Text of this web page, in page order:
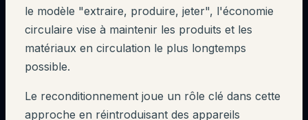
le modèle "extraire, produire, jeter", l'économie
circulaire vise à maintenir les produits et les
matériaux en circulation le plus longtemps
possible.
Le reconditionnement joue un rôle clé dans cette
approche en réintroduisant des appareils